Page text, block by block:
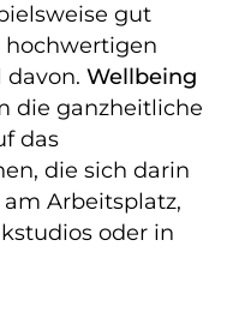
gut
hochwertigen
davon. Wellbeing
die ganzheitliche
das
die sich darin
am Arbeitsplatz,
oder in